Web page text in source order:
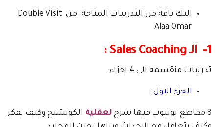
اليك باقة من التدريبات المتاحة من Double Visit
Alaa Omar
1- الـ Sales Coaching :
تدريبات منقسمة الى 4 اجزاء:
الجزء الاول :
3 مقاطع يوتيوب فيها شرح لعقلية الكوتشنج وكيف يفكر